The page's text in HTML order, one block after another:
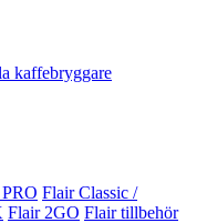
kaffebryggare
Flair Classic /
Flair 2GO Flair tillbehör